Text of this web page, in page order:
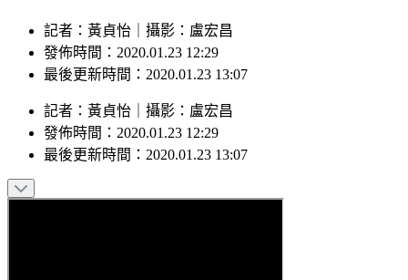
發佈時間：2020.01.23 12:29
最後更新時間：2020.01.23 13:07
發佈時間：2020.01.23 12:29
最後更新時間：2020.01.23 13:07